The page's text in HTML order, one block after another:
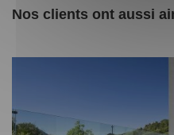
Nos clients ont aussi